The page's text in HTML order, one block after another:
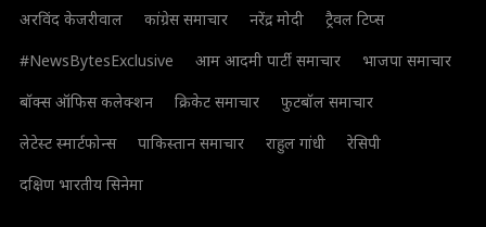
अरविंद केजरीवाल कांग्रेस समाचार नरेंद्र मोदी
ट्रैवल टिप्स
#NewsBytesExclusive
आम आदमी पार्टी समाचार
भाजपा समाचार
बॉक्स ऑफिस कलेक्शन
क्रिकेट समाचार
फुटबॉल समाचार
लेटेस्ट स्मार्टफोन्स
पाकिस्तान समाचार राहुल गांधी
रेसिपी
दक्षिण भारतीय सिनेमा